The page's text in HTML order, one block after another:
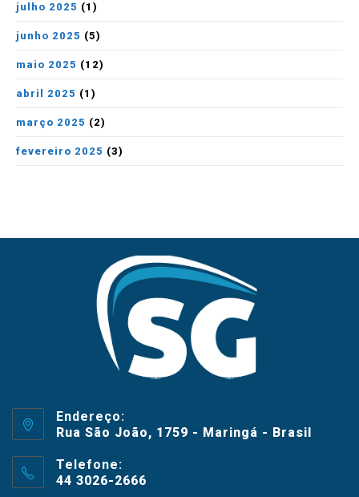
julho 2025 (1)
junho 2025 (5)
maio 2025 (12)
abril 2025 (1)
março 2025 (2)
fevereiro 2025 (3)
Endereço:
Rua São João, 1759 - Maringá - Brasil
Telefone:
44 3026-2666